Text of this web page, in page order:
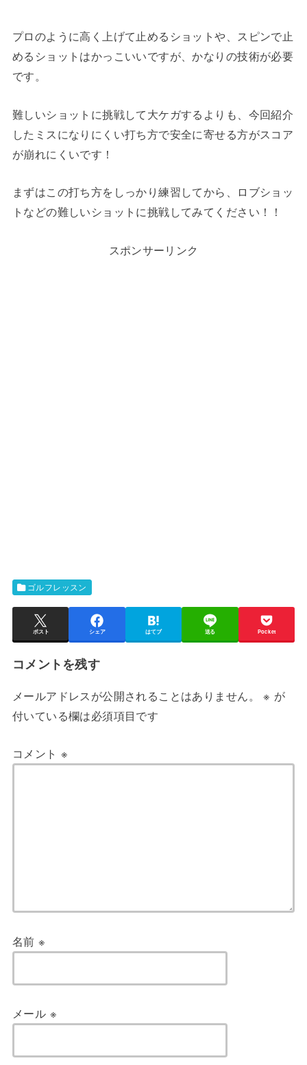
プロのように高く上げて止めるショットや、スピンで止
めるショットはかっこいいですが、かなりの技術が必要
です。
難しいショットに挑戦して大ケガするよりも、今回紹介
したミスになりにくい打ち方で安全に寄せる方がスコア
が崩れにくいです！
まずはこの打ち方をしっかり練習してから、ロブショッ
トなどの難しいショットに挑戦してみてください！！
スポンサーリンク
ゴルフレッスン
ポスト シェア はてブ 送る Pocket
コメントを残す
メールアドレスが公開されることはありません。 ※ が
付いている欄は必須項目です
コメント ※
名前※
メール ※